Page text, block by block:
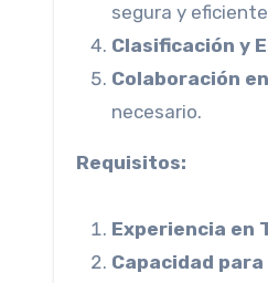
segura y
Clasificación y
Colaboración
necesario.
Requisitos:
Experiencia en
Capacidad